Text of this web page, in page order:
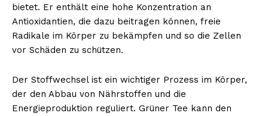
bietet. Er enthält eine hohe Konzentration an
Antioxidantien, die dazu beitragen können, freie
Radikale im Körper zu bekämpfen und so die Zellen
vor Schäden zu schützen.
Der Stoffwechsel ist ein wichtiger Prozess im Körper,
der den Abbau von Nährstoffen und die
Energieproduktion reguliert. Grüner Tee kann den